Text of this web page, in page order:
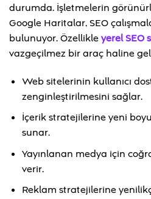
durumda. İşletmelerin
Google Haritalar, SEO
bulunuyor. Özellikleyerel SEO
vazgeçilmez bir araç haline
Web sitelerinin kullanıcı
zenginleştirilmesini sağlar.
İçerik stratejilerine yeni
sunar.
Yayınlanan medya için
verir.
Reklam stratejilerine